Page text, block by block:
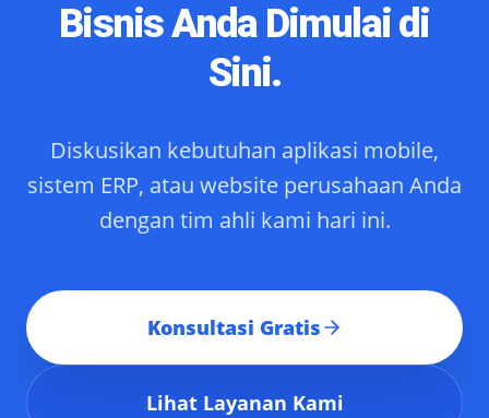
Bisnis Anda Dimulai di
Sini.
Diskusikan kebutuhan aplikasi mobile,
sistem ERP, atau website perusahaan Anda
dengan tim ahli kami hari ini.
Konsultasi Gratis
Lihat Layanan Kami